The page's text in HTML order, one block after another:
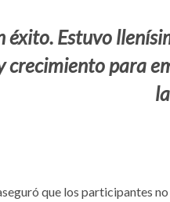
éxito. Estuvo
crecimiento para
que los participantes